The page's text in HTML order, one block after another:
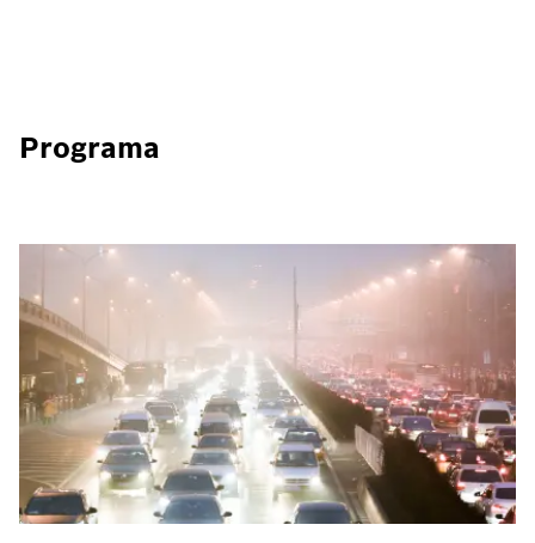
Programa